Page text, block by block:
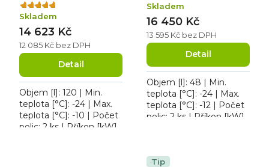
Průměrné
hodnocení
produktu
je
5,0
5
hvězdiček.
Skladem
12 085 Kč bez DPH
14 623 Kč
Detail
Objem [l]: 120 | Min.
teplota [°C]: -24 | Max.
teplota [°C]: -10 | Počet
polic: 2 ks | Příkon [kW]:
Skladem
13 595 Kč bez DPH
16 450 Kč
Detail
Objem [l]: 48 | Min.
teplota [°C]: -24 | Max.
teplota [°C]: -12 | Počet
polic: 2 ks | Příkon [kW]:
Tip